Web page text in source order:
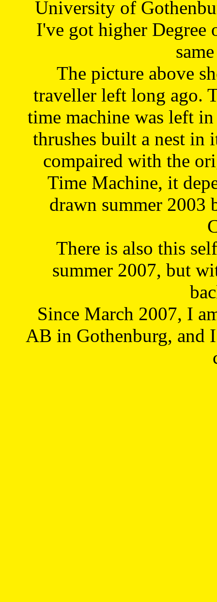
University of
I've got higher Degree
The picture above
traveller left long ago.
time machine was left
thrushes built a nest in
compaired with the
Time Machine, it
drawn summer 2003
There is also this
summer 2007, but
Since March 2007, I
AB in Gothenburg, and